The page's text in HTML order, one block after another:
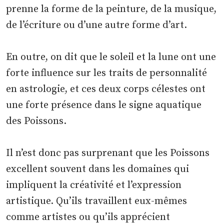
prenne la forme de la peinture, de la musique,
de l’écriture ou d’une autre forme d’art.
En outre, on dit que le soleil et la lune ont une
forte influence sur les traits de personnalité
en astrologie, et ces deux corps célestes ont
une forte présence dans le signe aquatique
des Poissons.
Il n’est donc pas surprenant que les Poissons
excellent souvent dans les domaines qui
impliquent la créativité et l’expression
artistique. Qu’ils travaillent eux-mêmes
comme artistes ou qu’ils apprécient